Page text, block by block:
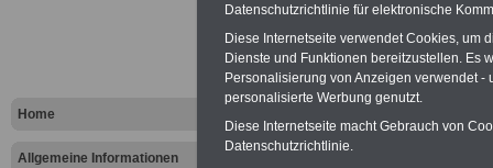
Home
Allgemeine Informationen
Vorteile für den öffentlichen
Vergleichen und sparen
Datenschutzrichtlinie für elektronische
Diese Internetseite verwendet Cookies, um
Dienste und Funktionen bereitzustellen. Es
Personalisierung von Anzeigen verwendet
personalisierte Werbung genutzt.
Diese Internetseite macht Gebrauch von
Datenschutzrichtlinie.